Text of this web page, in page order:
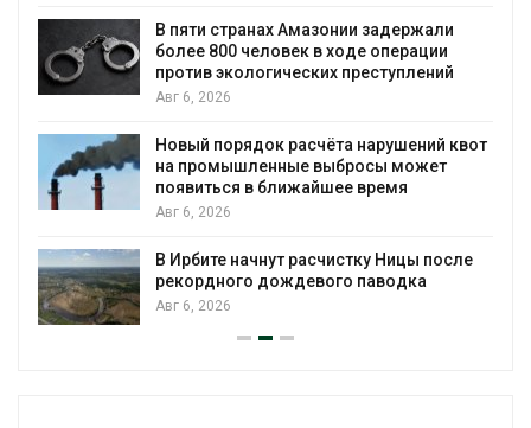
В пяти странах Амазонии задержали
более 800 человек в ходе операции
против экологических преступлений
Авг 6, 2026
Новый порядок расчёта нарушений квот
на промышленные выбросы может
появиться в ближайшее время
Авг 6, 2026
В Ирбите начнут расчистку Ницы после
рекордного дождевого паводка
Авг 6, 2026